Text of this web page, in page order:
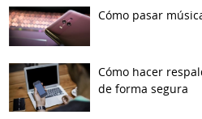
Cómo pasar
Cómo hacer
de forma segura